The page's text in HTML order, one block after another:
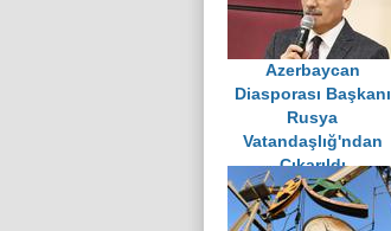
Azerbaycan
Diasporası Başkanı
Rusya
Vatandaşlığ'ndan
Çıkarıldı